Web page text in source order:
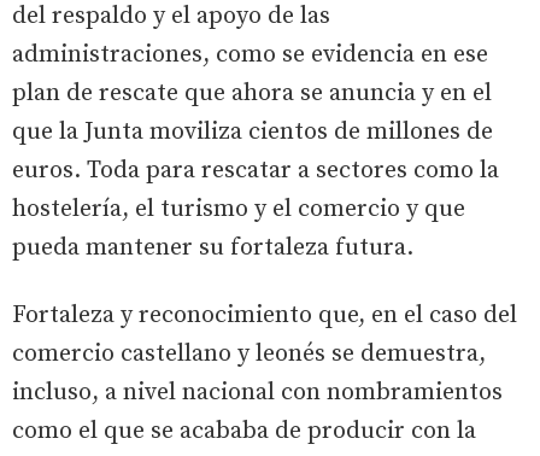
del respaldo y el apoyo de las
administraciones, como se evidencia en ese
plan de rescate que ahora se anuncia y en el
que la Junta moviliza cientos de millones de
euros. Toda para rescatar a sectores como la
hostelería, el turismo y el comercio y que
pueda mantener su fortaleza futura.
Fortaleza y reconocimiento que, en el caso del
comercio castellano y leonés se demuestra,
incluso, a nivel nacional con nombramientos
como el que se acababa de producir con la